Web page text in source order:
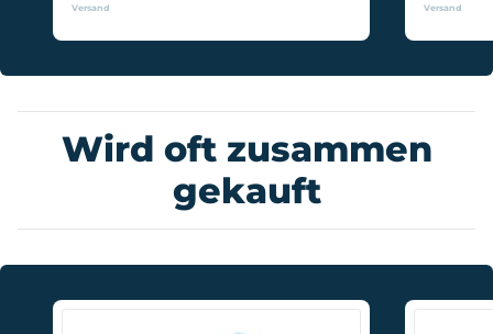
Versand
Versand
Wird oft zusammen
gekauft